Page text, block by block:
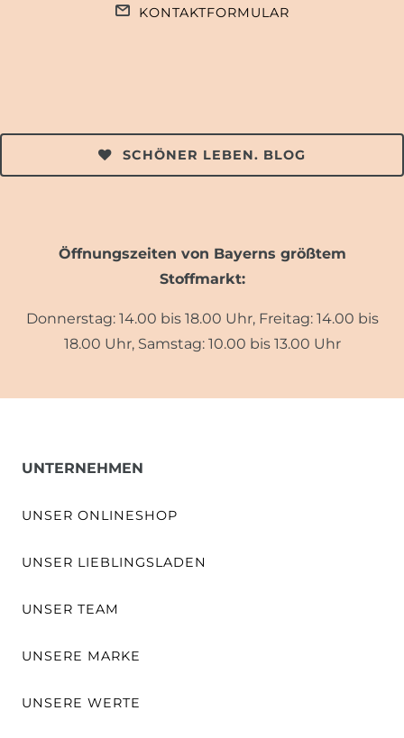
KONTAKTFORMULAR
SCHÖNER LEBEN. BLOG
Öffnungszeiten von Bayerns größtem
Stoffmarkt:
Donnerstag: 14.00 bis 18.00 Uhr, Freitag: 14.00 bis
18.00 Uhr, Samstag: 10.00 bis 13.00 Uhr
UNTERNEHMEN
UNSER ONLINESHOP
UNSER LIEBLINGSLADEN
UNSER TEAM
UNSERE MARKE
UNSERE WERTE